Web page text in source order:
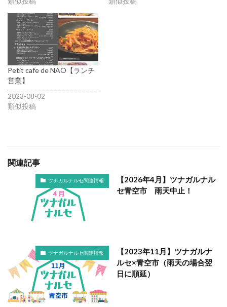
Petit cafe de NAO【ランチ
営業】
2023-08-02
類似投稿
関連記事
ツナガルナルセ関連情報
【2026年4月】ツナガルナル
セ青空市 雨天中止！
ツナガルナルセ関連情報
【2023年11月】ツナガルナ
ルセ×青空市（雨天の場合翌
日に順延）